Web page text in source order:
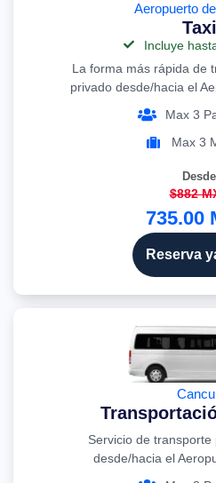
Aeropuerto
Taxi
Incluye
La forma más rápida de
privado desde/hacia el
Max 3
Max 3
Desde
$882
735.00
Reserva
Servicio de
desde/hacia el